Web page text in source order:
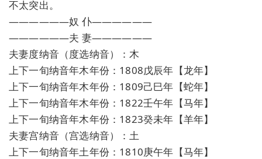
不太突出。
——————奴 仆——————
——————夫 妻——————
夫妻度纳音（度选纳音）：木
上下一旬纳音年木年份：1808戊辰年【龙年】
上下一旬纳音年木年份：1809己巳年【蛇年】
上下一旬纳音年木年份：1822壬午年【马年】
上下一旬纳音年木年份：1823癸未年【羊年】
夫妻宫纳音（宫选纳音）：土
上下一旬纳音年土年份：1810庚午年【马年】